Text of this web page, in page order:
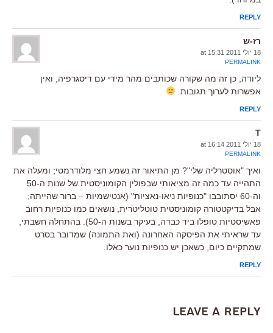
REPLY
רז-ש
18 יולי 2011 at 15:31
PERMALINK
ליודה, כן זה מה שקורה שכותבים מהר מידי עם דיסגרפיה, ואין
אפשרות לערוך תגובות.
REPLY
T
18 יולי 2011 at 16:14
PERMALINK
ואיך "אוסטרליה שלי"? מן התיאור זה נשמע חצי מלודרמטי; ומעלה את
התהייה עד כמה זה מציאותי שבפולין הקומוניסטית של שנות ה-50
וה-60 יסתובבו "כנופיות ניאו-נאציות" (אנטישמיות – ברור שהייתה;
אבל בדיקטטורה קומוניסטית טוטליטרית, נושאים כמו כנופיות רחוב
פאשיסטיות טופלו ביד כבדה, בעיקר בשנות ה-50). בהתחלה חשבתי,
עד שראיתי את הפיסקה האחרונה (ואת התמונה) שמדובר בסרט
שמתקיים כיום, כשאכן יש כנופיות נוער כאלו.
REPLY
Leave a Reply